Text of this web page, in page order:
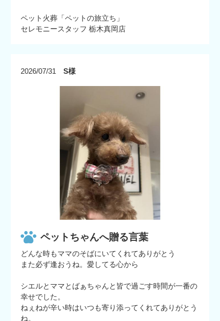
ペット火葬「ペットの旅立ち」
セレモニースタッフ 栃木真岡店
2026/07/31 S様
ペットちゃんへ贈る言葉
どんな時もママのそばにいてくれてありがとう
また必ず逢おうね。愛してる心から
シエルとママとばぁちゃんと皆で過ごす時間が一番の
幸せでした。
ねぇねが辛い時はいつも寄り添ってくれてありがとう
ね。